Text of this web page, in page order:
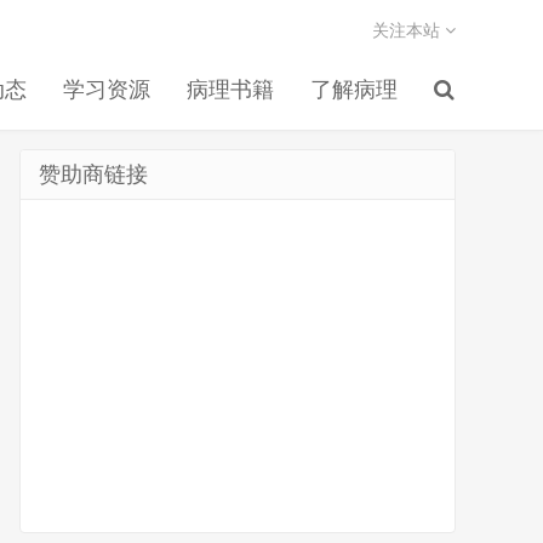
学习资源 病理书籍 了解病理
关注本站
赞助商链接